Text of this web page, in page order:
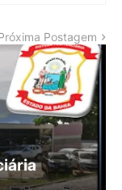
Postagem